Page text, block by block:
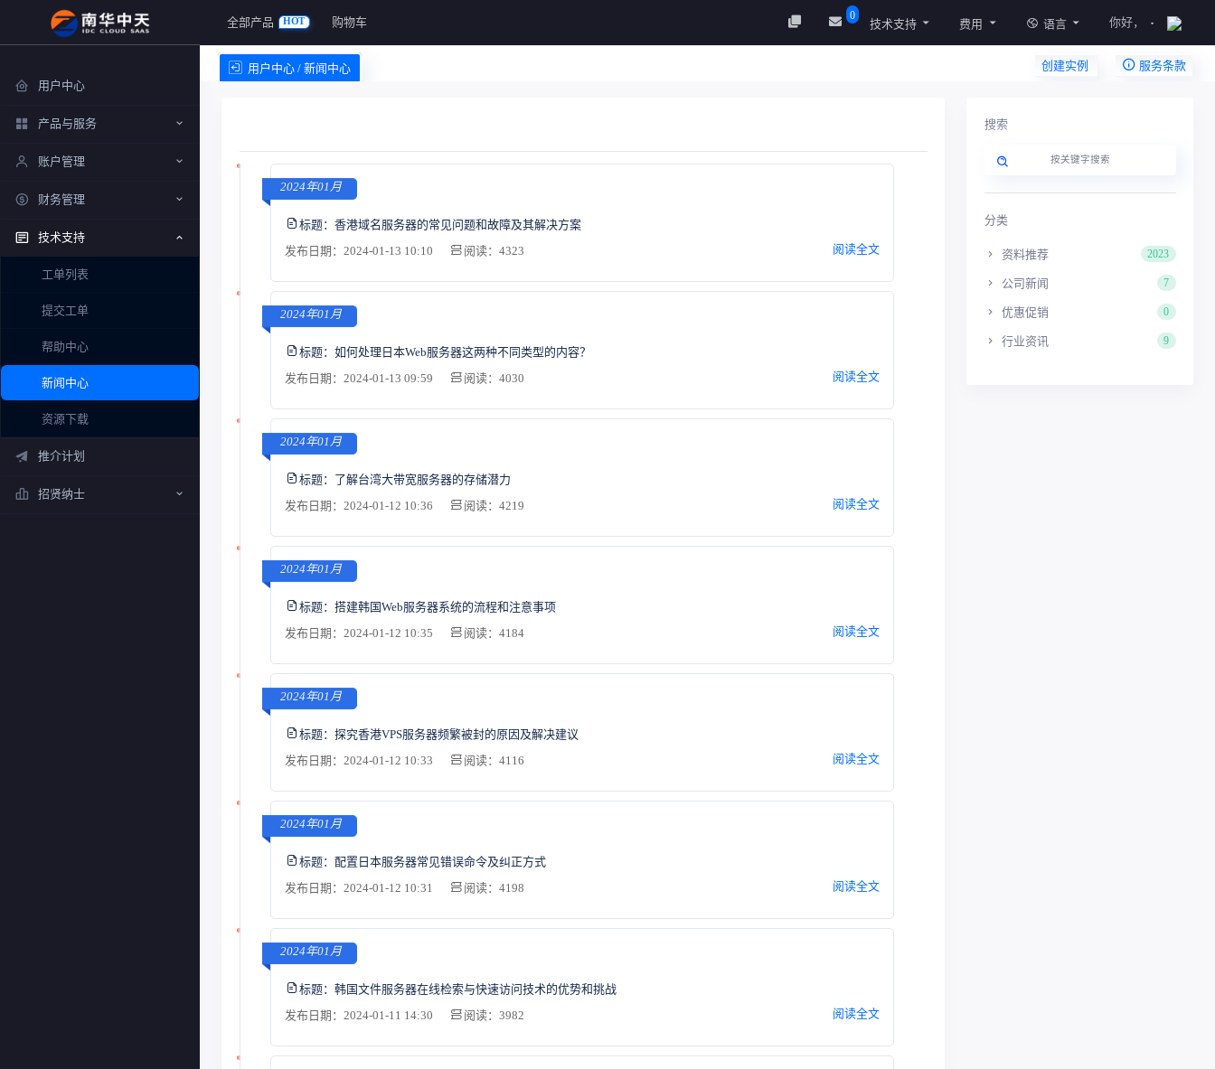
全部产品 HOT 购物车 0
技术支持 费用 语言 你好，
用户中心 / 新闻中心 创建实例
服务条款
用户中心
产品与服务
账户管理
财务管理
技术支持
工单列表
提交工单
帮助中心
新闻中心
资源下载
推介计划
招贤纳士
2024年01月
标题： 香港域名服务器的常见问题和故障及其解决方案
发布日期：2024-01-13 10:10
阅读：4323 阅读全文
2024年01月
标题： 如何处理日本Web服务器这两种不同类型的内容？
发布日期：2024-01-13 09:59
阅读：4030 阅读全文
2024年01月
标题： 了解台湾大带宽服务器的存储潜力
发布日期：2024-01-12 10:36
阅读：4219 阅读全文
2024年01月
标题： 搭建韩国Web服务器系统的流程和注意事项
发布日期：2024-01-12 10:35
阅读：4184 阅读全文
2024年01月
标题： 探究香港VPS服务器频繁被封的原因及解决建议
发布日期：2024-01-12 10:33
阅读：4116 阅读全文
2024年01月
标题： 配置日本服务器常见错误命令及纠正方式
发布日期：2024-01-12 10:31
阅读：4198 阅读全文
2024年01月
标题： 韩国文件服务器在线检索与快速访问技术的优势和挑战
发布日期：2024-01-11 14:30
阅读：3982 阅读全文
搜索
分类
资料推荐 2023
公司新闻 7
优惠促销 0
行业资讯 9